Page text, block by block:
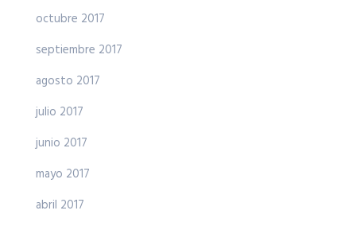
octubre 2017
septiembre 2017
agosto 2017
julio 2017
junio 2017
mayo 2017
abril 2017